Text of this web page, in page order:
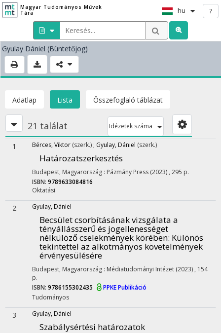
Magyar Tudományos Művek
Tára
hu ?
Gyulay Dániel (Büntetőjog)
Adatlap Lista Összefoglaló táblázat
21 találat Idézetek száma
1 Bérces, Viktor (szerk.) ; Gyulay, Dániel (szerk.)
Határozatszerkesztés
Budapest, Magyarország : Pázmány Press (2023) , 295 p.
ISBN: 9789633084816
Oktatási
2 Gyulay, Dániel
Becsület csorbításának vizsgálata a
tényállásszerű és jogellenességet
nélkülöző cselekmények körében: Különös
tekintettel az alkotmányos követelmények
érvényesülésére
Budapest, Magyarország : Médiatudományi Intézet (2023) , 154
p.
ISBN: 9786155302435
PPKE Publikáció
Tudományos
3 Gyulay, Dániel
Szabálysértési határozatok